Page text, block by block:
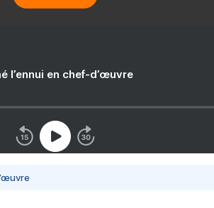
l’ennui en chef-d’œuvre